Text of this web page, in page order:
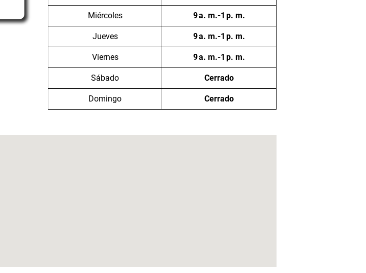
Miércoles 9 a. m.-1 p. m.
Jueves 9 a. m.-1 p. m.
Viernes 9 a. m.-1 p. m.
Sábado Cerrado
Domingo Cerrado